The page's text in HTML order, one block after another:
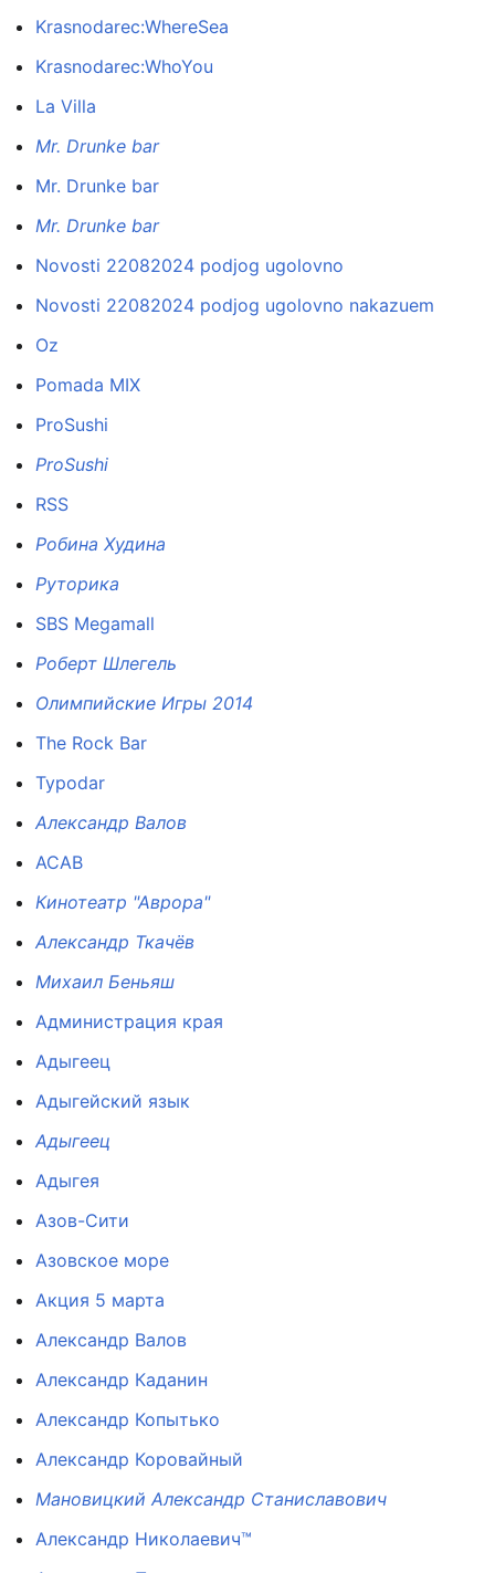
Krasnodarec:WhereSea
Krasnodarec:WhoYou
La Villa
Mr. Drunke bar
Mr. Drunke bar
Mr. Drunke bar
Novosti 22082024 podjog ugolovno
Novosti 22082024 podjog ugolovno nakazuem
Oz
Pomada MIX
ProSushi
ProSushi
RSS
Робина Худина
Руторика
SBS Megamall
Роберт Шлегель
Олимпийские Игры 2014
The Rock Bar
Typodar
Александр Валов
АСАВ
Кинотеатр "Аврора"
Александр Ткачёв
Михаил Беньяш
Администрация края
Адыгеец
Адыгейский язык
Адыгеец
Адыгея
Азов-Сити
Азовское море
Акция 5 марта
Александр Валов
Александр Каданин
Александр Копытько
Александр Коровайный
Мановицкий Александр Станиславович
Александр Николаевич™